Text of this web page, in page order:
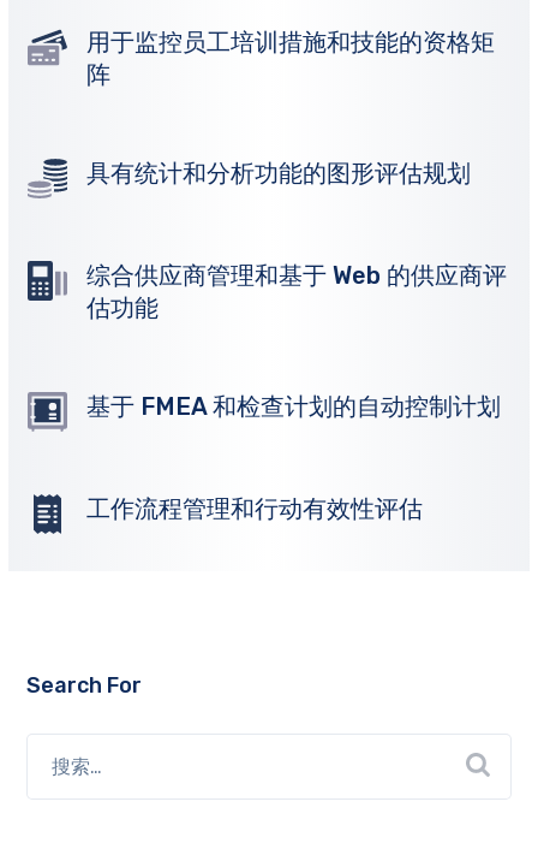
用于监控员工培训措施和技能的资格矩
阵
具有统计和分析功能的图形评估规划
综合供应商管理和基于 Web 的供应商评
估功能
基于 FMEA 和检查计划的自动控制计划
工作流程管理和行动有效性评估
Search For